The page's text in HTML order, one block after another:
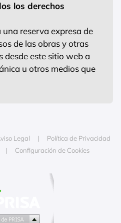
los derechos
reserva expresa de
de las obras y otras
desde este sitio web a
u otros medios que
Legal
Política de Privacidad
Configuración de Cookies